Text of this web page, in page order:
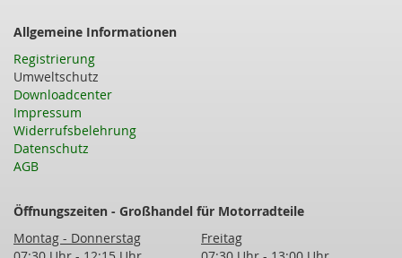
Allgemeine Informationen
Registrierung
Umweltschutz
Downloadcenter
Impressum
Widerrufsbelehrung
Datenschutz
AGB
Öffnungszeiten - Großhandel für Motorradteile
Montag - Donnerstag
Freitag